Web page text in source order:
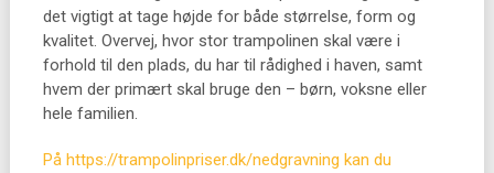
det vigtigt at tage højde for både størrelse, form og
kvalitet. Overvej, hvor stor trampolinen skal være i
forhold til den plads, du har til rådighed i haven, samt
hvem der primært skal bruge den – børn, voksne eller
hele familien.
På https://trampolinpriser.dk/nedgravning kan du